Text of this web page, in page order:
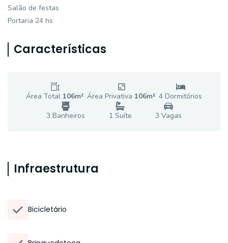
Salão de festas
Portaria 24 hs
Características
Área Total 106m² Área Privativa 106m² 4 Dormitórios
3 Banheiros 1 Suíte 3 Vagas
Infraestrutura
Bicicletário